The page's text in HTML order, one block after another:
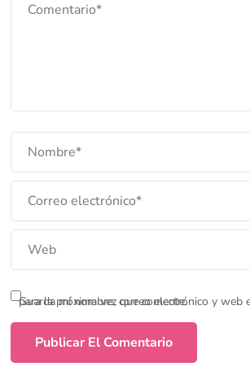
Guarda mi nombre, correo electrónico y web en este navegador para la próxima vez que comente.